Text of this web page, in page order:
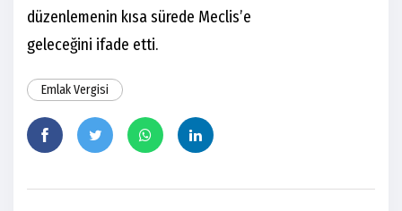
düzenlemenin kısa sürede Meclis’e
geleceğini ifade etti.
Emlak Vergisi